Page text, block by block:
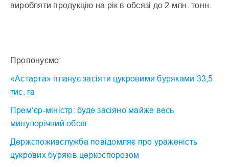
виробляти продукцію на рік в обсязі до 2 млн. тонн.
Пропонуємо:
«Астарта» планує засіяти цукровими буряками 33,5
тис. га
Прем’єр-міністр: буде засіяно майже весь
минулорічний обсяг
Держспоживслужба повідомляє про ураженість
цукрових буряків церкоспорозом